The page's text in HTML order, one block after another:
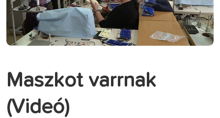
Maszkot varrnak
(Videó)